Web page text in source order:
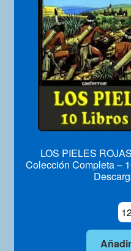
LOS PIELES
Colección Completa –